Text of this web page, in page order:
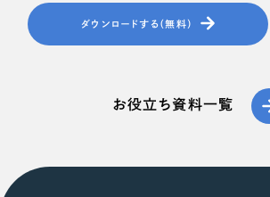
ダウンロードする（無料）
お役立ち資料一覧